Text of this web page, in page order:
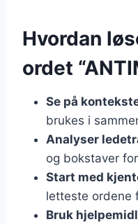
Hvordan
ordet
Se på
brukes i
Analyser
og bokstaver
Start med
letteste ordene
Bruk